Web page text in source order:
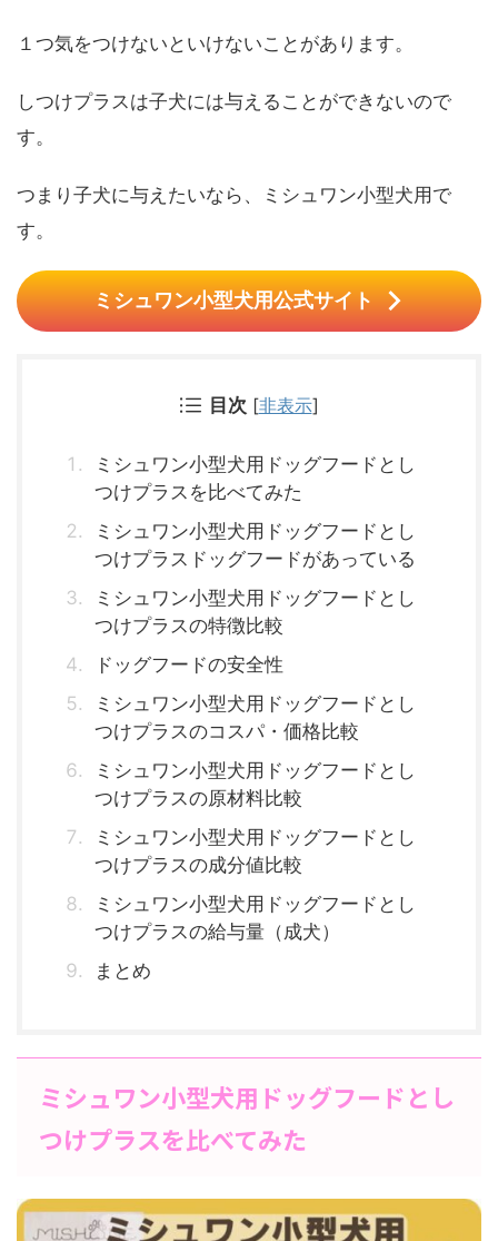
１つ気をつけないといけないことがあります。
しつけプラスは子犬には与えることができないので
す。
つまり子犬に与えたいなら、ミシュワン小型犬用で
す。
ミシュワン小型犬用公式サイト
目次 [非表示]
ミシュワン小型犬用ドッグフードとし
つけプラスを比べてみた
ミシュワン小型犬用ドッグフードとし
つけプラスドッグフードがあっている
ミシュワン小型犬用ドッグフードとし
つけプラスの特徴比較
ドッグフードの安全性
ミシュワン小型犬用ドッグフードとし
つけプラスのコスパ・価格比較
ミシュワン小型犬用ドッグフードとし
つけプラスの原材料比較
ミシュワン小型犬用ドッグフードとし
つけプラスの成分値比較
ミシュワン小型犬用ドッグフードとし
つけプラスの給与量（成犬）
まとめ
ミシュワン小型犬用ドッグフードとし
つけプラスを比べてみた